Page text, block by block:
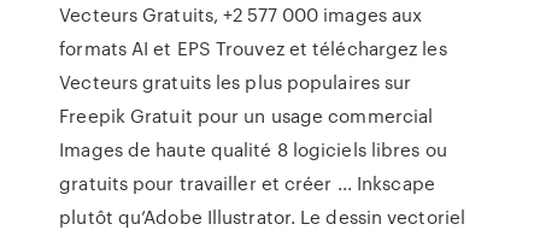
Vecteurs Gratuits, +2 577 000 images aux
formats AI et EPS Trouvez et téléchargez les
Vecteurs gratuits les plus populaires sur
Freepik Gratuit pour un usage commercial
Images de haute qualité 8 logiciels libres ou
gratuits pour travailler et créer ... Inkscape
plutôt qu’Adobe Illustrator. Le dessin vectoriel